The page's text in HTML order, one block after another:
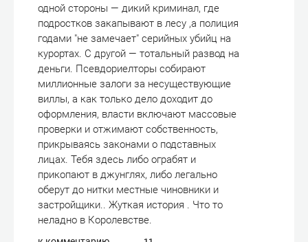
одной стороны — дикий криминал, где
подростков закапывают в лесу ,а полиция
годами "не замечает" серийных убийц на
курортах. С другой — тотальный развод на
деньги. Псевдориелторы собирают
миллионные залоги за несуществующие
виллы, а как только дело доходит до
оформления, власти включают массовые
проверки и отжимают собственность,
прикрываясь законами о подставных
лицах. Тебя здесь либо ограбят и
прикопают в джунглях, либо легально
оберут до нитки местные чиновники и
застройщики.. Жуткая история . Что то
неладно в Королевстве.